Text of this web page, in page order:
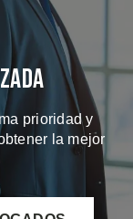
prioridad y
la mejor